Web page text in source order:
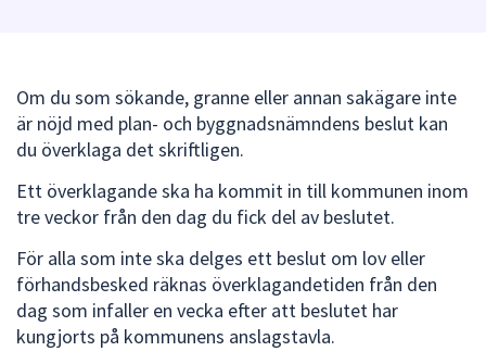
presenteras
under
Använd
piltangenterna
för
att
navigera
mellan
sökförslagen
Om du som sökande, granne eller annan sakägare inte
är nöjd med plan- och byggnadsnämndens beslut kan
du överklaga det skriftligen.
Ett överklagande ska ha kommit in till kommunen inom
tre veckor från den dag du fick del av beslutet.
För alla som inte ska delges ett beslut om lov eller
förhandsbesked räknas överklagandetiden från den
dag som infaller en vecka efter att beslutet har
kungjorts på kommunens anslagstavla.